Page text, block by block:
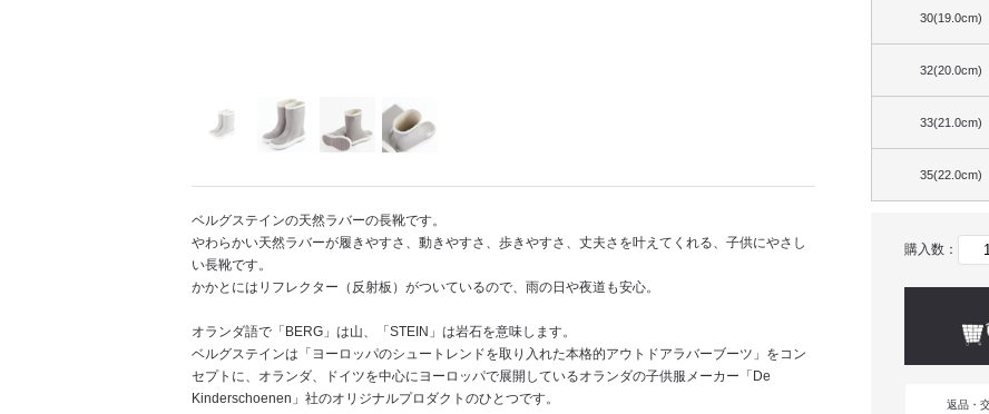
ベルグステインの天然ラバーの長靴です。
やわらかい天然ラバーが履きやすさ、動きやすさ、歩きやすさ、丈夫さを叶えてくれる、子供にやさし
い長靴です。
かかとにはリフレクター（反射板）がついているので、雨の日や夜道も安心。
オランダ語で「BERG」は山、「STEIN」は岩石を意味します。
ベルグステインは「ヨーロッパのシュートレンドを取り入れた本格的アウトドアラバーブーツ」をコン
セプトに、オランダ、ドイツを中心にヨーロッパで展開しているオランダの子供服メーカー「De
Kinderschoenen」社のオリジナルプロダクトのひとつです。
30(19.0cm)
32(20.0cm)
33(21.0cm)
35(22.0cm)
購入数：
返品・